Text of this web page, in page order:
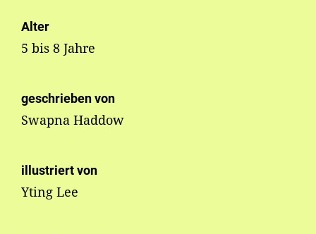
Alter
5 bis 8 Jahre
geschrieben von
Swapna Haddow
illustriert von
Yting Lee